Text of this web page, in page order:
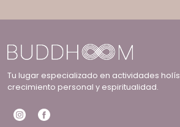
Tu lugar especializado en actividades
crecimiento personal y espiritualidad.